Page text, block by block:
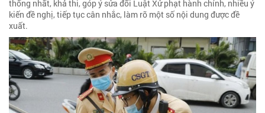
thống nhất, khả thi, góp ý sửa đổi Luật Xử phạt hành chính, nhiều ý
kiến đề nghị, tiếp tục cân nhắc, làm rõ một số nội dung được đề
xuất.